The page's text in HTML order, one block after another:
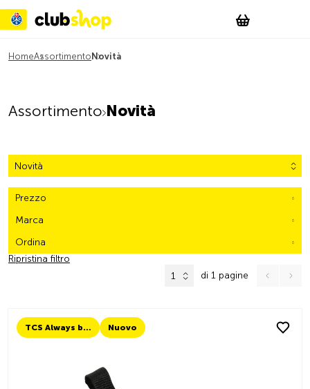
Account
WishList
HomeAssortimento Novità
Assortimento Novità
Novità
Prezzo
Marca
Ordina
Ripristina filtro
1
di 1 pagine
TCS Always by my side Nuovo